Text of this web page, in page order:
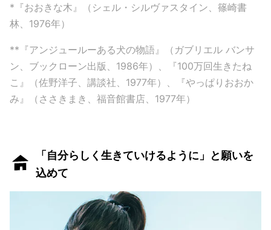
*『おおきな木』（シェル・シルヴァスタイン、篠崎書
林、1976年）
**『アンジュールーある犬の物語』（ガブリエル バンサ
ン、ブックローン出版、1986年）、『100万回生きたね
こ』（佐野洋子、講談社、1977年）、『やっぱりおおか
み』（ささきまき、福音館書店、1977年）
「自分らしく生きていけるように」と願いを
込めて